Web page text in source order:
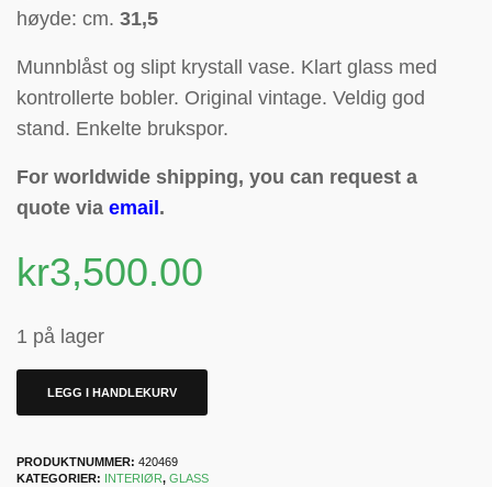
høyde: cm. 31,5
Munnblåst og slipt krystall vase. Klart glass med
kontrollerte bobler. Original vintage. Veldig god
stand. Enkelte brukspor.
For worldwide shipping, you can request a
quote via email .
kr3,500.00
1 på lager
LEGG I HANDLEKURV
PRODUKTNUMMER: 420469
KATEGORIER: INTERIØR, GLASS